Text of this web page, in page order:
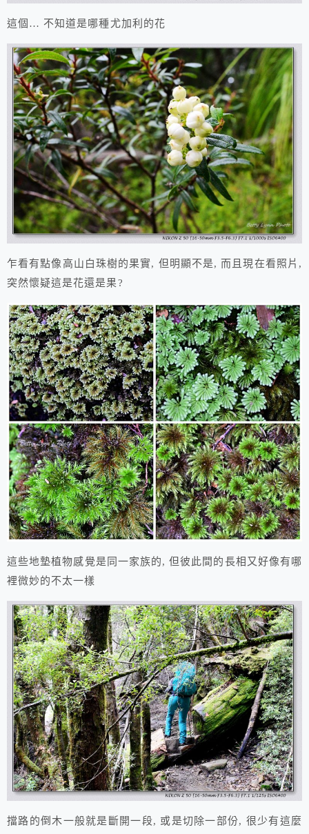
這個… 不知道是哪種尤加利的花
乍看有點像高山白珠樹的果實, 但明顯不是, 而且現在看照片,
突然懷疑這是花還是果?
這些地墊植物感覺是同一家族的, 但彼此間的長相又好像有哪
裡微妙的不太一樣
擋路的倒木一般就是斷開一段, 或是切除一部份, 很少有這麼